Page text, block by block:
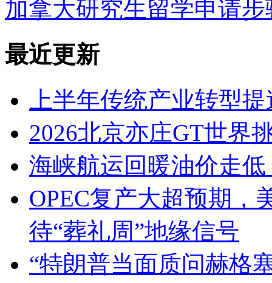
加拿大研究生留学申请步
最近更新
上半年传统产业转型
2026北京亦庄GT世界
海峡航运回暖油价走
OPEC复产大超预期，
待“葬礼周”地缘信号
“特朗普当面质问赫格